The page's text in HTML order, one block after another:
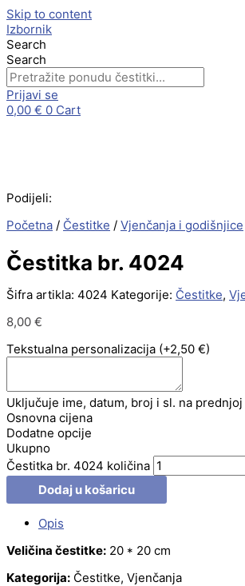
Skip to content
Izbornik
Search
Search
Prijavi se
0,00 € 0 Cart
Podijeli:
Početna / Čestitke / Vjenčanja i godišnjice
Čestitka br. 4024
Šifra artikla: 4024 Kategorije: Čestitke,
8,00 €
Tekstualna personalizacija (+2,50 €)
Uključuje ime, datum, broj i sl. na
Osnovna cijena
Dodatne opcije
Ukupno
Čestitka br. 4024 količina
Dodaj u košaricu
Opis
Veličina čestitke: 20 * 20 cm
Kategorija: Čestitke, Vjenčanja